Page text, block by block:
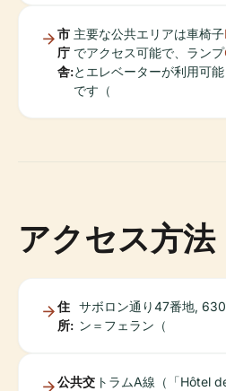
市
庁
舎:
主要な公共エリアは車椅子
でアクセス可能で、ランプ
とエレベーターが利用可能
です（
アクセス方法
住
所:
サボロン通り47番地,
ン＝フェラン（
公共交 トラムA線（「Hôtel